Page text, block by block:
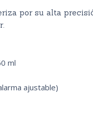
por su alta
ml
ajustable)